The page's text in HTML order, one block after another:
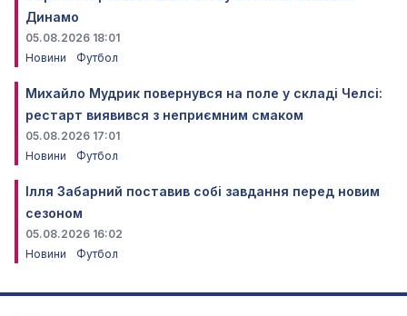
Динамо
05.08.2026 18:01
Новини
Футбол
Михайло Мудрик повернувся на поле у складі Челсі:
рестарт виявився з неприємним смаком
05.08.2026 17:01
Новини
Футбол
Ілля Забарний поставив собі завдання перед новим
сезоном
05.08.2026 16:02
Новини
Футбол